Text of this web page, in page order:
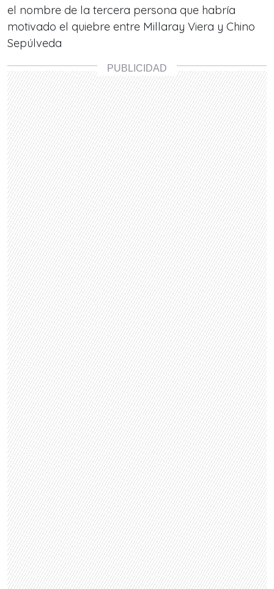
el nombre de la tercera persona que habría
motivado el quiebre entre Millaray Viera y Chino
Sepúlveda